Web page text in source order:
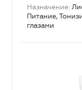
Назначение
Питание,
глазами